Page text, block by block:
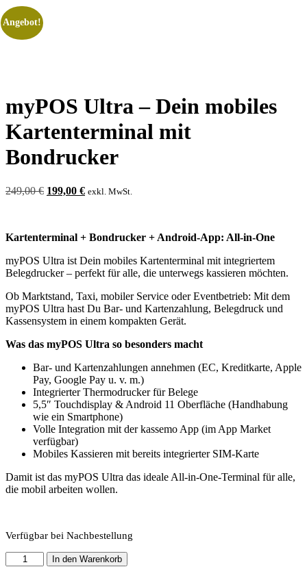
Angebot!
myPOS Ultra – Dein mobiles
Kartenterminal mit
Bondrucker
249,00€ Ursprünglicher
199,00 €Aktueller
exkl. MwSt.
Kartenterminal + Bondrucker + Android-App: All-in-One
myPOS Ultra ist Dein mobiles Kartenterminal mit integriertem
Belegdrucker – perfekt für alle, die unterwegs kassieren möchten.
Ob Marktstand, Taxi, mobiler Service oder Eventbetrieb: Mit dem
myPOS Ultra hast Du Bar- und Kartenzahlung, Belegdruck und
Kassensystem in einem kompakten Gerät.
Was das myPOS Ultra so besonders macht
Bar- und Kartenzahlungen annehmen (EC, Kreditkarte, Apple
Pay, Google Pay u. v. m.)
Integrierter Thermodrucker für Belege
5,5″ Touchdisplay & Android 11 Oberfläche (Handhabung
wie ein Smartphone)
Volle Integration mit der kassemo App (im App Market
verfügbar)
Mobiles Kassieren mit bereits integrierter SIM-Karte
Damit ist das myPOS Ultra das ideale All-in-One-Terminal für alle,
die mobil arbeiten wollen.
Verfügbar bei Nachbestellung
myPOS
Ultra
In den Warenkorb